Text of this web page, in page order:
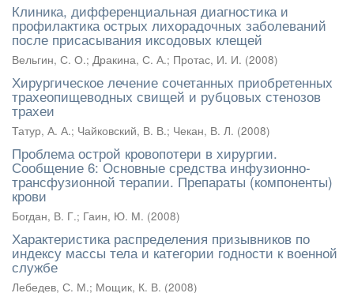
Клиника, дифференциальная диагностика и
профилактика острых лихорадочных заболеваний
после присасывания иксодовых клещей
Вельгин, С. О.; Дракина, С. А.; Протас, И. И. (2008)
Хирургическое лечение сочетанных приобретенных
трахеопищеводных свищей и рубцовых стенозов
трахеи
Татур, А. А.; Чайковский, В. В.; Чекан, В. Л. (2008)
Проблема острой кровопотери в хирургии.
Сообщение 6: Основные средства инфузионно-
трансфузионной терапии. Препараты (компоненты)
крови
Богдан, В. Г.; Гаин, Ю. М. (2008)
Характеристика распределения призывников по
индексу массы тела и категории годности к военной
службе
Лебедев, С. М.; Мощик, К. В. (2008)